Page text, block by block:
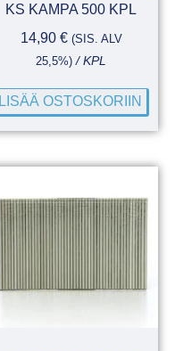
KS KAMPA 500 KPL
14,90 € (SIS. ALV
25,5%) / KPL
LISÄÄ OSTOSKORIIN